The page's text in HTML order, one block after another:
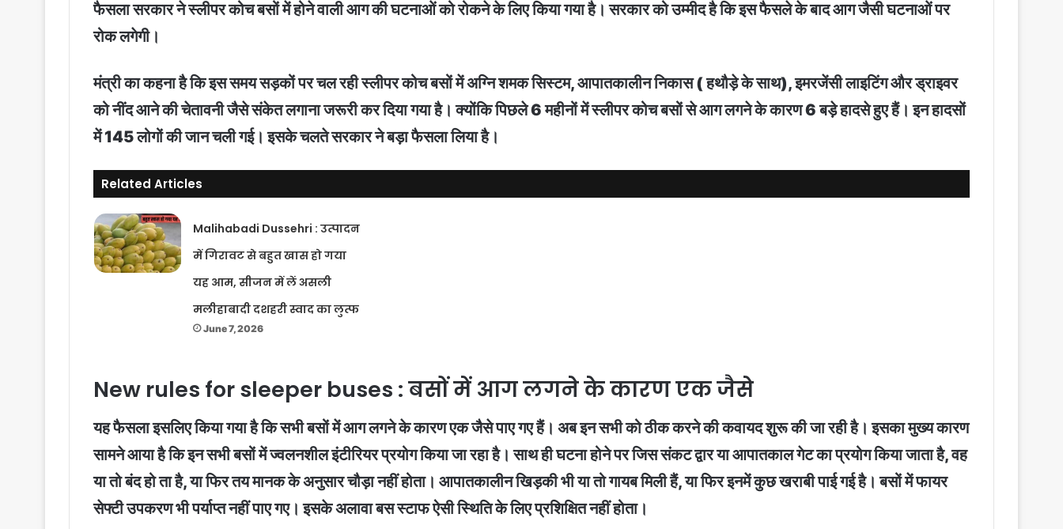
फैसला सरकार ने स्लीपर कोच बसों में होने वाली आग की घटनाओं को रोकने के लिए किया गया है। सरकार को उम्मीद है कि इस फैसले के बाद आग जैसी घटनाओं पर
रोक लगेगी।
मंत्री का कहना है कि इस समय सड़कों पर चल रही स्लीपर कोच बसों में अग्नि शमक सिस्टम, आपातकालीन निकास ( हथौड़े के साथ), इमरजेंसी लाइटिंग और ड्राइवर
को नींद आने की चेतावनी जैसे संकेत लगाना जरूरी कर दिया गया है। क्योंकि पिछले 6 महीनों में स्लीपर कोच बसों से आग लगने के कारण 6 बड़े हादसे हुए हैं। इन हादसों
में 145 लोगों की जान चली गई। इसके चलते सरकार ने बड़ा फैसला लिया है।
Related Articles
Malihabadi Dussehri : उत्पादन
में गिरावट से बहुत खास हो गया
यह आम, सीजन में लें असली
मलीहाबादी दशहरी स्वाद का लुत्फ
June 7, 2026
New rules for sleeper buses : बसों में आग लगने के कारण एक जैसे
यह फैसला इसलिए किया गया है कि सभी बसों में आग लगने के कारण एक जैसे पाए गए हैं। अब इन सभी को ठीक करने की कवायद शुरू की जा रही है। इसका मुख्य कारण
सामने आया है कि इन सभी बसों में ज्वलनशील इंटीरियर प्रयोग किया जा रहा है। साथ ही घटना होने पर जिस संकट द्वार या आपातकाल गेट का प्रयोग किया जाता है, वह
या तो बंद हो ता है, या फिर तय मानक के अनुसार चौड़ा नहीं होता। आपातकालीन खिड़की भी या तो गायब मिली हैं, या फिर इनमें कुछ खराबी पाई गई है। बसों में फायर
सेफ्टी उपकरण भी पर्याप्त नहीं पाए गए। इसके अलावा बस स्टाफ ऐसी स्थिति के लिए प्रशिक्षित नहीं होता।